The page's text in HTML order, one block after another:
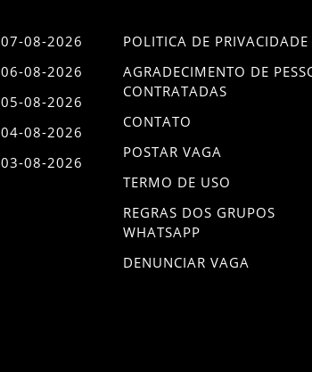
08-2026
08-2026
08-2026
08-2026
08-2026
POLITICA DE PRIVACIDADE
AGRADECIMENTO DE
CONTRATADAS
CONTATO
POSTAR VAGA
TERMO DE USO
REGRAS DOS GRUPOS
WHATSAPP
DENUNCIAR VAGA